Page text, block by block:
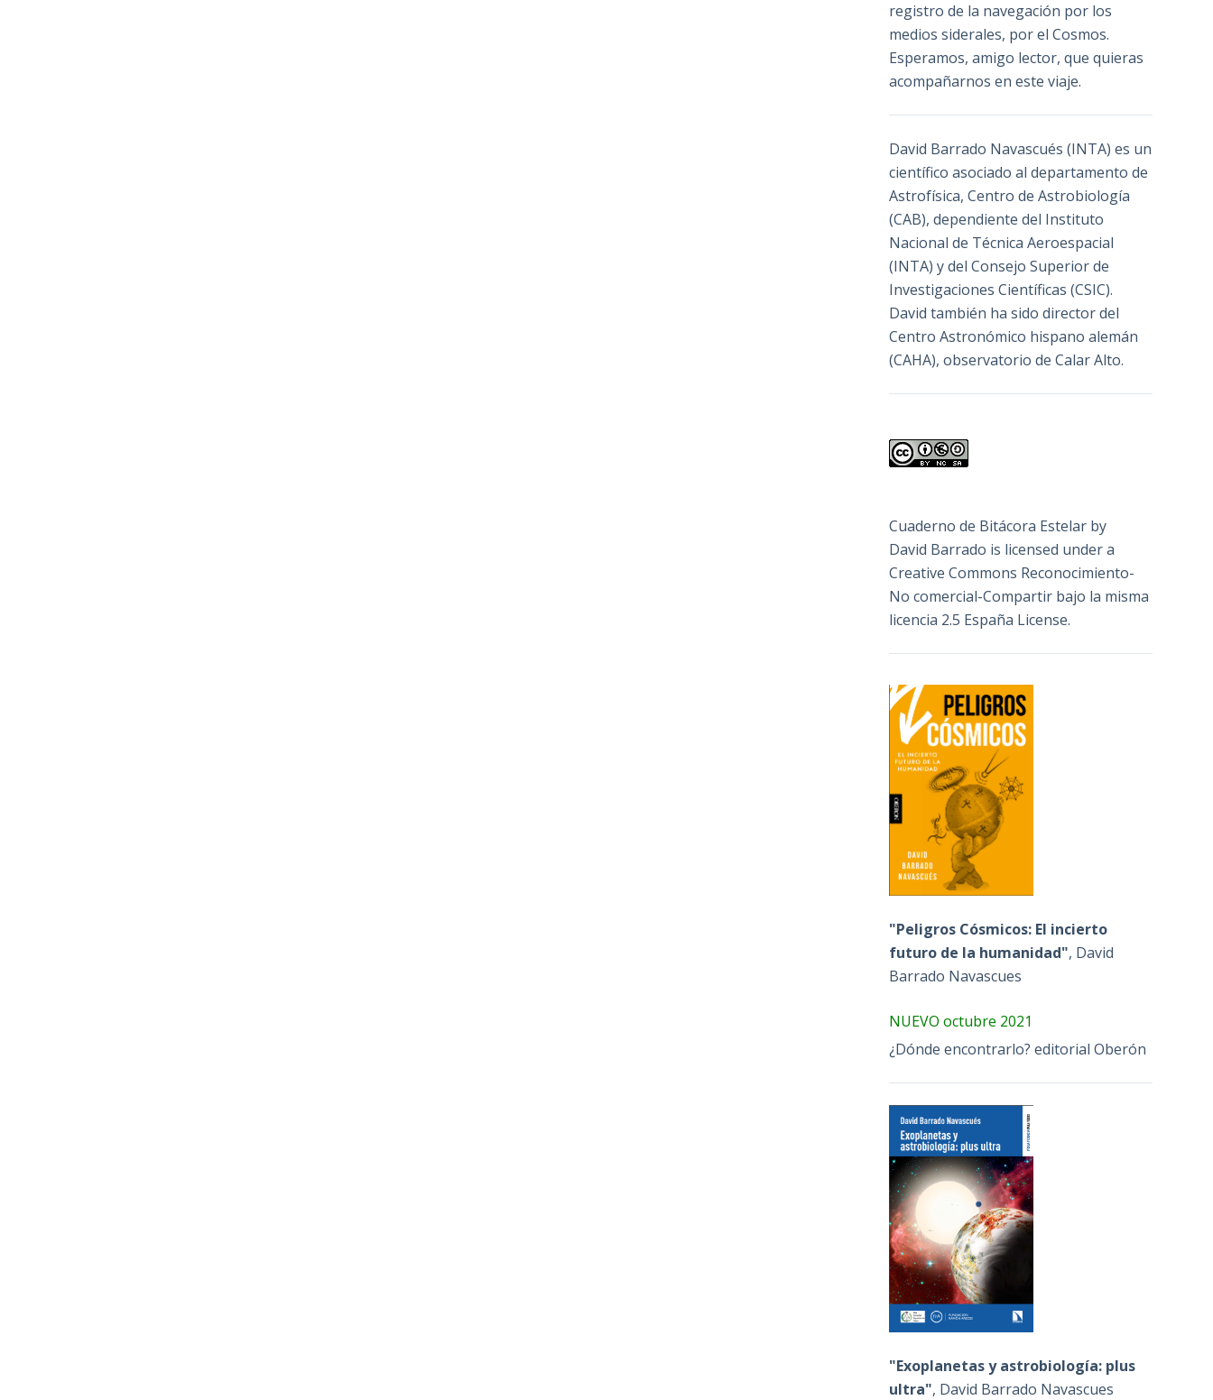
registro de la navegación por los
medios siderales, por el Cosmos.
Esperamos, amigo lector, que quieras
acompañarnos en este viaje.
David Barrado Navascués (INTA) es un
científico asociado al departamento de
Astrofísica, Centro de Astrobiología
(CAB), dependiente del Instituto
Nacional de Técnica Aeroespacial
(INTA) y del Consejo Superior de
Investigaciones Científicas (CSIC).
David también ha sido director del
Centro Astronómico hispano alemán
(CAHA), observatorio de Calar Alto.
Cuaderno de Bitácora Estelar by
David Barrado is licensed under a
Creative Commons Reconocimiento-
No comercial-Compartir bajo la misma
licencia 2.5 España License.
"Peligros Cósmicos: El incierto
futuro de la humanidad", David
Barrado Navascues
NUEVO octubre 2021
¿Dónde encontrarlo? editorial Oberón
"Exoplanetas y astrobiología: plus
ultra", David Barrado Navascues